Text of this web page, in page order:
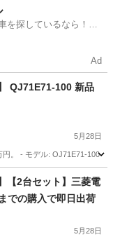
を探しているなら！金
Ad
QJ71E71-100 新品
5月28日
。 - モデル: OJ71E71-100 -
【2台セット】三菱電
での購入で即日出荷
5月28日